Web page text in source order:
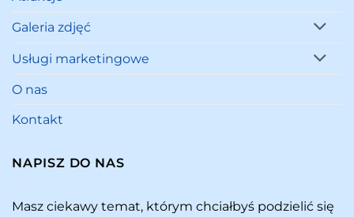
Galeria zdjęć
Usługi marketingowe
O nas
Kontakt
NAPISZ DO NAS
Masz ciekawy temat, którym chciałbyś podzielić się